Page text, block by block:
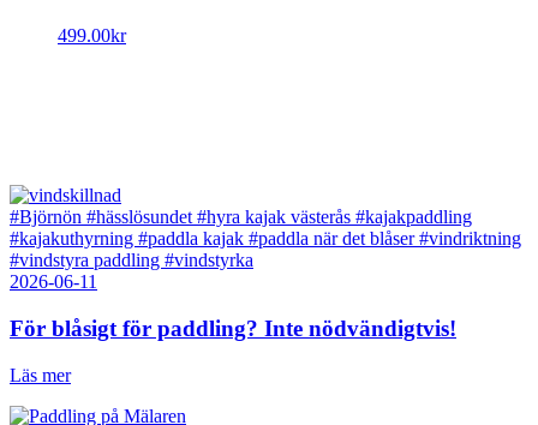
499.00kr
#Björnön #hässlösundet #hyra kajak västerås #kajakpaddling
#kajakuthyrning #paddla kajak #paddla när det blåser#vindriktning
#vindstyra paddling #vindstyrka
2026-06-11
För blåsigt för paddling? Inte nödvändigtvis!
Läs mer